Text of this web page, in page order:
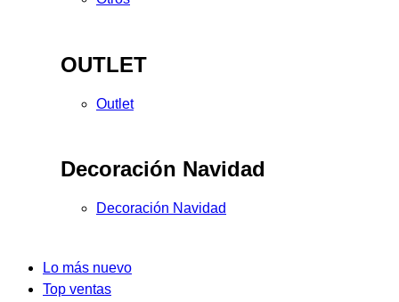
OUTLET
Outlet
Decoración Navidad
Decoración Navidad
Lo más nuevo
Top ventas